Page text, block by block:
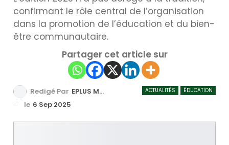
confirmant le rôle central de l’organisation
dans la promotion de l’éducation et du bien-
être communautaire.
Partager cet article sur
ACTUALITÉS ÉDUCATION
Redigé Par EPLUS MEDIA TV
le 6 Sep 2025